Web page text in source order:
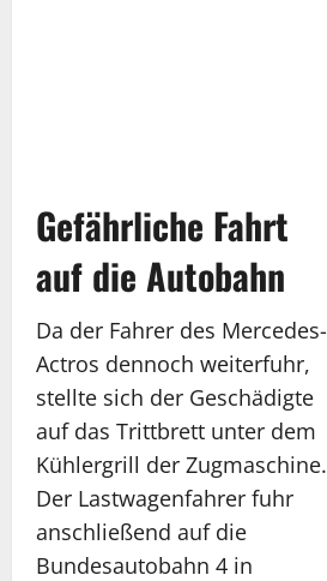
Gefährliche Fahrt
auf die Autobahn
Da der Fahrer des Mercedes-
Actros dennoch weiterfuhr,
stellte sich der Geschädigte
auf das Trittbrett unter dem
Kühlergrill der Zugmaschine.
Der Lastwagenfahrer fuhr
anschließend auf die
Bundesautobahn 4 in